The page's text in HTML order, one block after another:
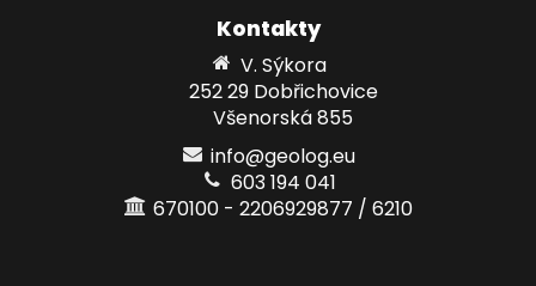
Kontakty
V. Sýkora
252 29 Dobřichovice
Všenorská 855
info@geolog.eu
603 194 041
670100 - 2206929877 / 6210